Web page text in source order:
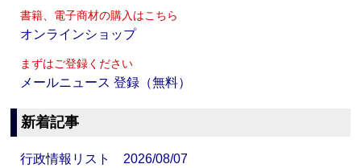
書籍、電子商材の購入はこちら
オンラインショップ
まずはご登録ください
メールニュース 登録（無料）
新着記事
行政情報リスト 2026/08/07